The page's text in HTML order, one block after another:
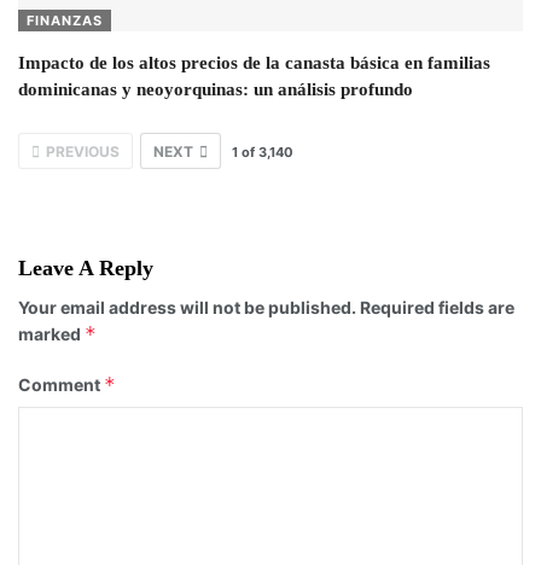
FINANZAS
Impacto de los altos precios de la canasta básica en familias
dominicanas y neoyorquinas: un análisis profundo
PREVIOUS NEXT 1 of 3,140
Leave A Reply
Your email address will not be published. Required fields are
marked *
Comment *